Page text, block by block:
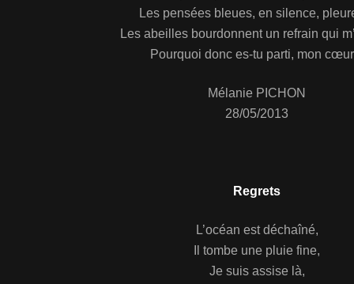
Les pensées bleues, en silence,
Les abeilles bourdonnent un refrain qui
Pourquoi donc es-tu parti, mon
Mélanie PICHON
28/05/2013
Regrets
L’océan est déchaîné,
Il tombe une pluie fine,
Je suis assise là,